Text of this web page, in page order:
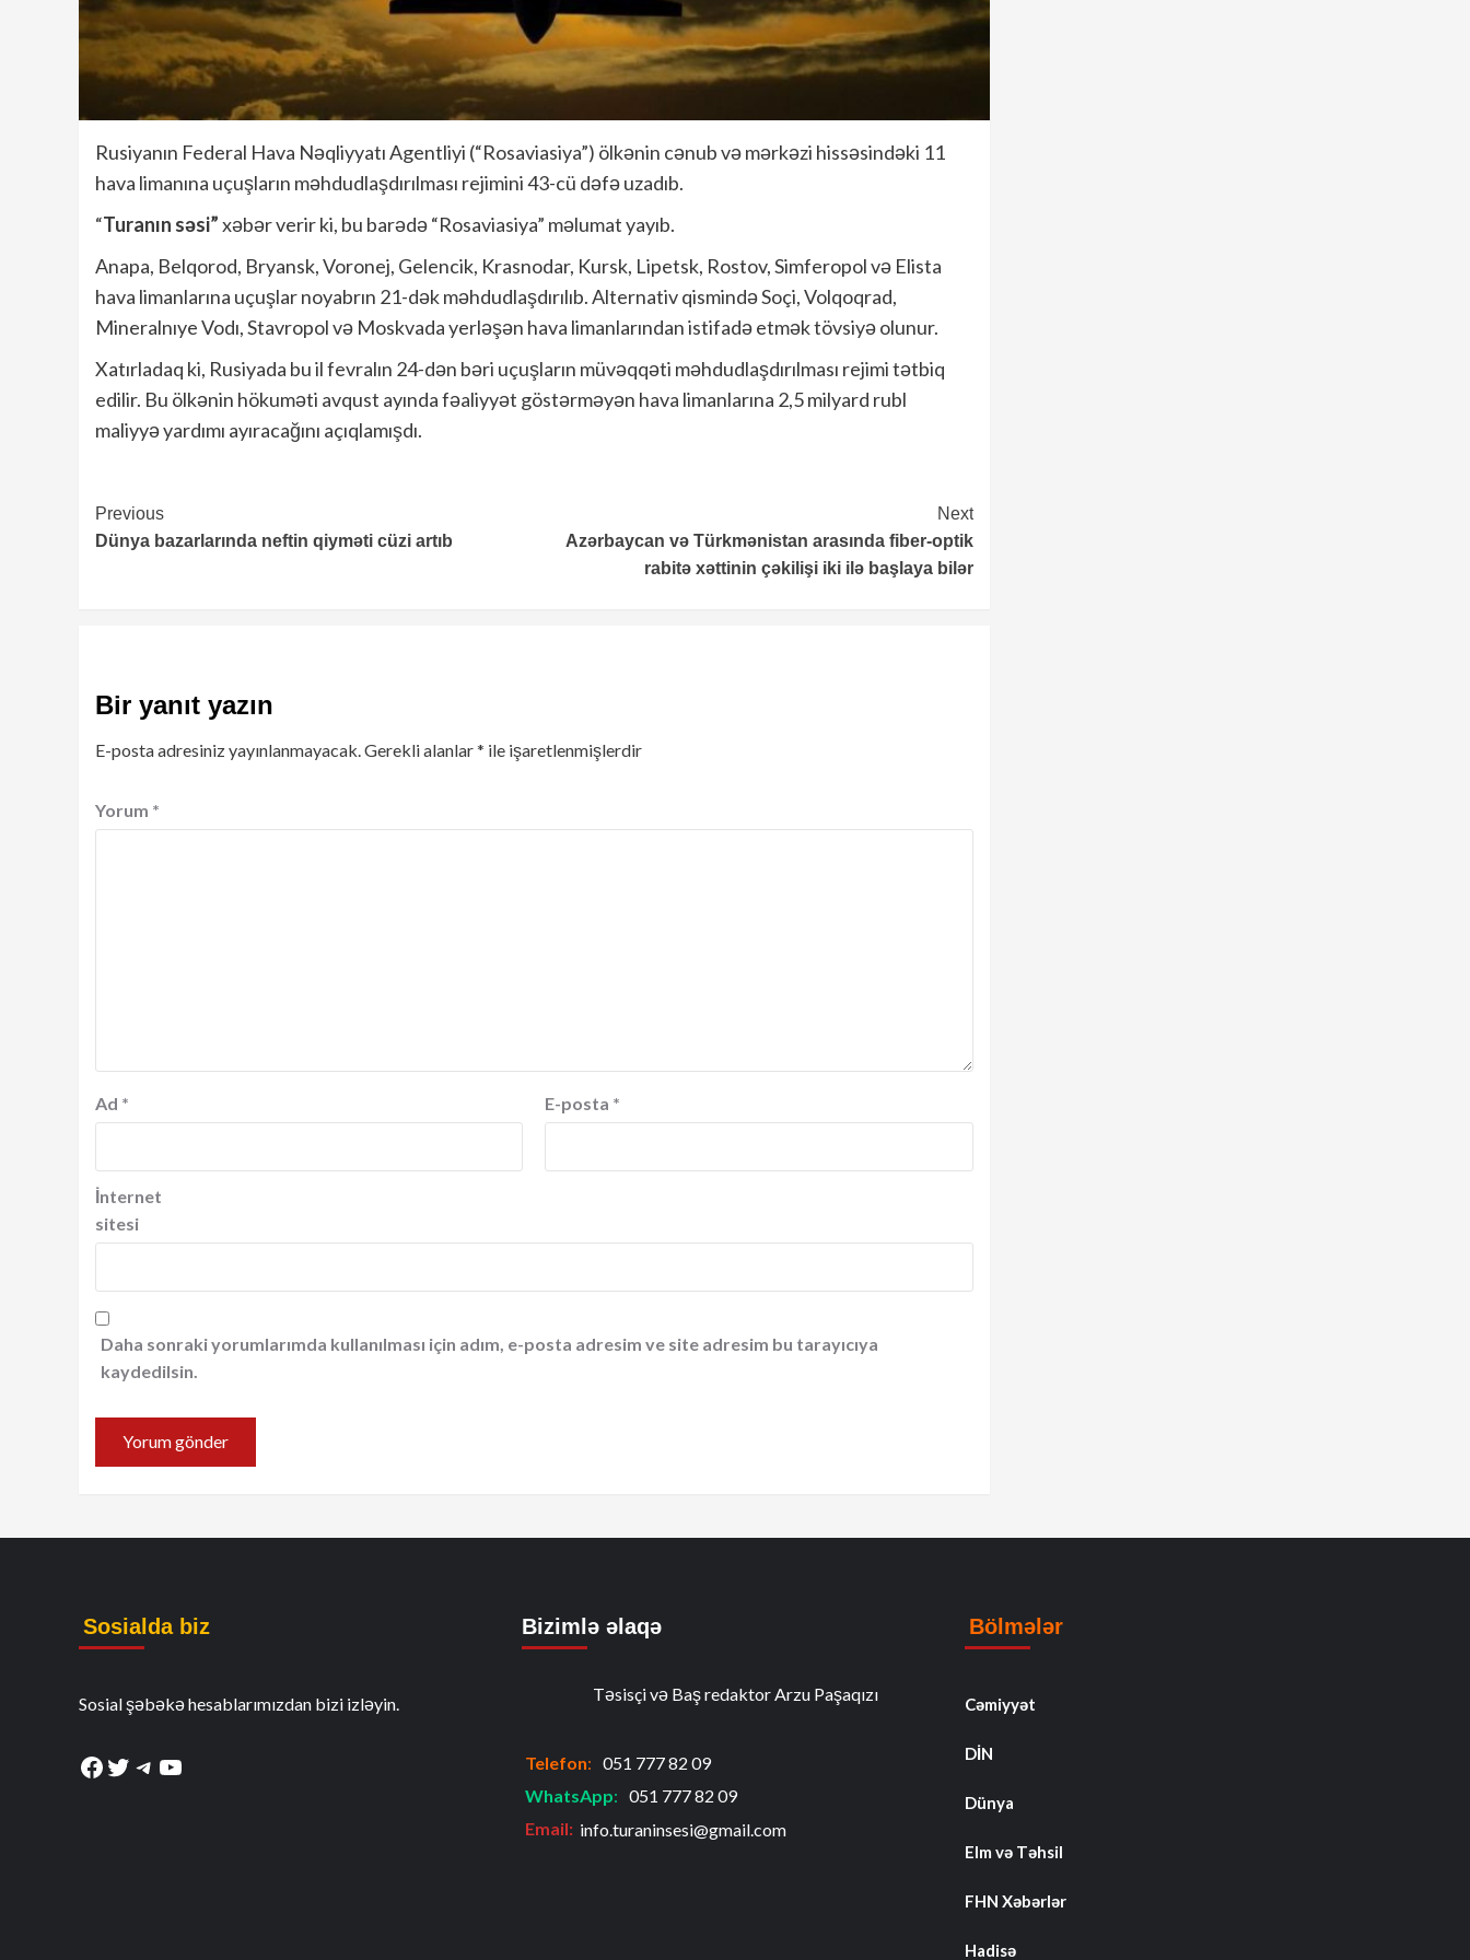
Rusiyanın Federal Hava Nəqliyyatı Agentliyi (“Rosaviasiya”) ölkənin cənub və mərkəzi hissəsindəki 11
hava limanına uçuşların məhdudlaşdırılması rejimini 43-cü dəfə uzadıb.
“Turanın səsi”xəbər verir ki, bu barədə “Rosaviasiya” məlumat yayıb.
Anapa, Belqorod, Bryansk, Voronej, Gelencik, Krasnodar, Kursk, Lipetsk, Rostov, Simferopol və Elista
hava limanlarına uçuşlar noyabrın 21-dək məhdudlaşdırılıb. Alternativ qismində Soçi, Volqoqrad,
Mineralnıye Vodı, Stavropol və Moskvada yerləşən hava limanlarından istifadə etmək tövsiyə olunur.
Xatırladaq ki, Rusiyada bu il fevralın 24-dən bəri uçuşların müvəqqəti məhdudlaşdırılması rejimi tətbiq
edilir. Bu ölkənin hökuməti avqust ayında fəaliyyət göstərməyən hava limanlarına 2,5 milyard rubl
maliyyə yardımı ayıracağını açıqlamışdı.
Continue
Reading
Previous
Dünya bazarlarında neftin qiyməti cüzi artıb
Next
Azərbaycan və Türkmənistan arasında fiber-optik
rabitə xəttinin çəkilişi iki ilə başlaya bilər
Bir yanıt yazın
E-posta adresiniz yayınlanmayacak. Gerekli alanlar* ile işaretlenmişlerdir
Yorum *
Ad * E-posta *
İnternet
sitesi
Daha sonraki yorumlarımda kullanılması için adım, e-posta adresim ve site adresim bu tarayıcıya
kaydedilsin.
Sosialda biz
Sosial şəbəkə hesablarımızdan bizi izləyin.
Facebook
Twitter
Telegram
YouTube
Bizimlə əlaqə
Təsisçi və Baş redaktor Arzu Paşaqızı
Telefon: 051 777 82 09
WhatsApp: 051 777 82 09
Email: info.turaninsesi@gmail.com
Bölmələr
Cəmiyyət
DİN
Dünya
Elm və Təhsil
FHN Xəbərlər
Hadisə